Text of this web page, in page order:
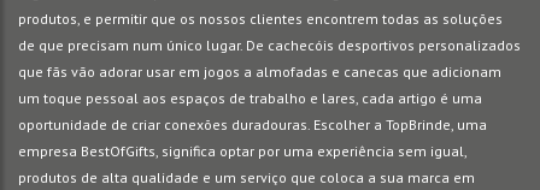
produtos, e permitir que os nossos clientes encontrem todas as soluções
de que precisam num único lugar. De cachecóis desportivos personalizados
que fãs vão adorar usar em jogos a almofadas e canecas que adicionam
um toque pessoal aos espaços de trabalho e lares, cada artigo é uma
oportunidade de criar conexões duradouras. Escolher a TopBrinde, uma
empresa BestOfGifts, significa optar por uma experiência sem igual,
produtos de alta qualidade e um serviço que coloca a sua marca em